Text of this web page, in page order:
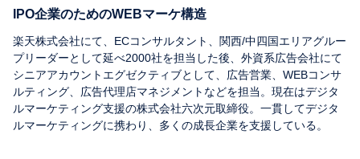
IPO企業のためのWEBマーケ構造
楽天株式会社にて、ECコンサルタント、関西/中四国エリアグルー
プリーダーとして延べ2000社を担当した後、外資系広告会社にて
シニアアカウントエグゼクティブとして、広告営業、WEBコンサ
ルティング、広告代理店マネジメントなどを担当。現在はデジタ
ルマーケティング支援の株式会社六次元取締役。一貫してデジタ
ルマーケティングに携わり、多くの成長企業を支援している。